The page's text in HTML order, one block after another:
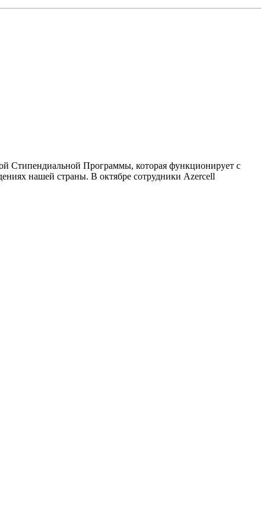
Стипендиальной Программы, которая функционирует с
нашей страны. В октябре сотрудники Azercell